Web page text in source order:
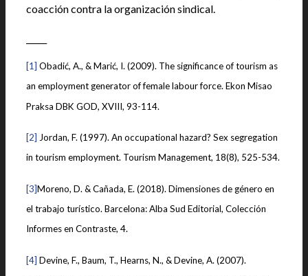
coacción contra la organización sindical.
[1] Obadić, A., & Marić, I. (2009). The significance of tourism as
an employment generator of female labour force. Ekon Misao
Praksa DBK GOD, XVIII, 93-114.
[2] Jordan, F. (1997). An occupational hazard? Sex segregation
in tourism employment. Tourism Management, 18(8), 525-534.
[3]Moreno, D. & Cañada, E. (2018). Dimensiones de género en
el trabajo turístico. Barcelona: Alba Sud Editorial, Colección
Informes en Contraste, 4.
[4] Devine, F., Baum, T., Hearns, N., & Devine, A. (2007).